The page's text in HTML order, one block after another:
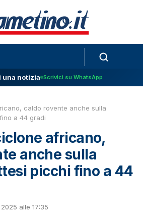
una notizia Scrivici su WhatsApp
caldo rovente anche sulla
a 44 gradi
africano,
anche sulla
picchi fino a 44
alle 17:35